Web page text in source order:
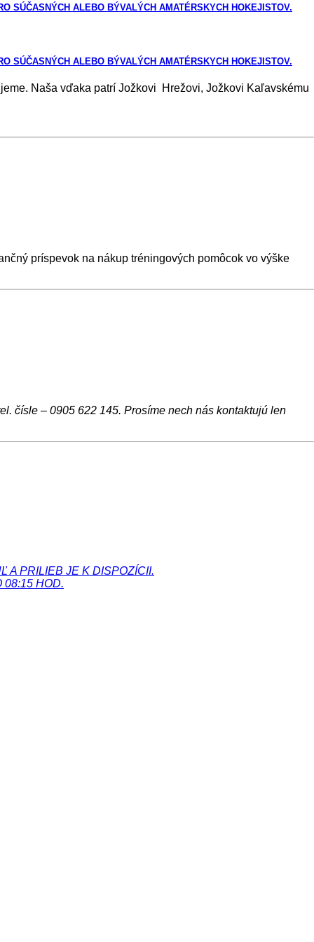
SÚČASNÝCH ALEBO BÝVALÝCH AMATÉRSKYCH HOKEJISTOV.
SÚČASNÝCH ALEBO BÝVALÝCH AMATÉRSKYCH HOKEJISTOV.
Naša vďaka patrí Jožkovi Hrežovi, Jožkovi Kaľavskému
príspevok na nákup tréningových pomôcok vo výške
čísle – 0905 622 145. Prosíme nech nás kontaktujú len
A PRILIEB JE K DISPOZÍCII.
08:15 HOD.